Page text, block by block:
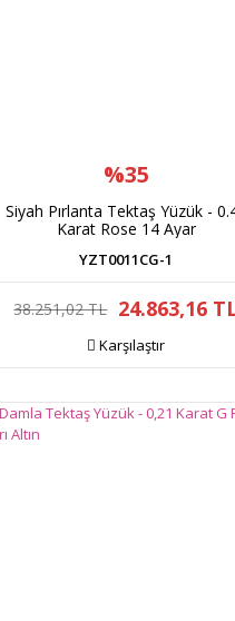
%35
Siyah Pırlanta Tektaş Yüzük -
Karat Rose 14 Ayar
YZT0011CG-1
38.251,02 TL 24.863,16
Karşılaştır